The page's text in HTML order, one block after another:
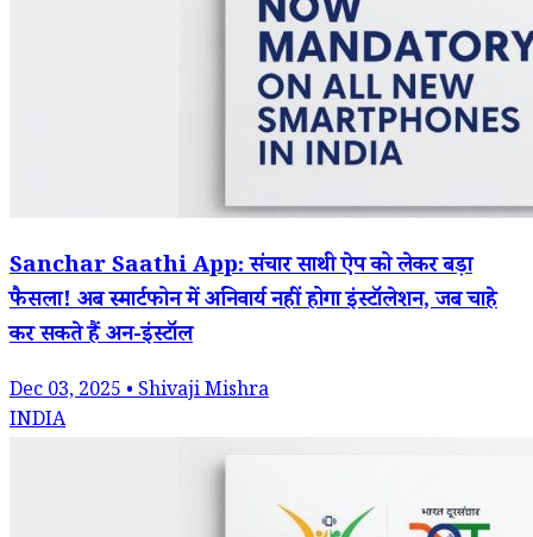
Sanchar Saathi App: संचार साथी ऐप को लेकर बड़ा
फैसला! अब स्मार्टफोन में अनिवार्य नहीं होगा इंस्टॉलेशन, जब चाहे
कर सकते हैं अन-इंस्टॉल
Dec 03, 2025 • Shivaji Mishra
INDIA